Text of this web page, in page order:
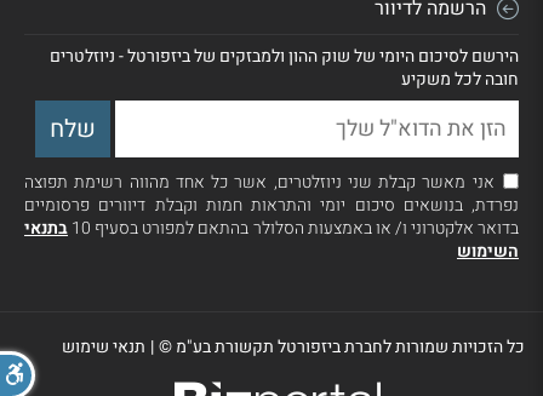
הרשמה לדיוור
הירשם לסיכום היומי של שוק ההון ולמבזקים של ביזפורטל - ניוזלטרים
חובה לכל משקיע
אני מאשר קבלת שני ניוזלטרים, אשר כל אחד מהווה רשימת תפוצה
נפרדת, בנושאים סיכום יומי והתראות חמות וקבלת דיוורים פרסומיים
בדואר אלקטרוני ו/ או באמצעות הסלולר בהתאם למפורט בסעיף 10
בתנאי
השימוש
כל הזכויות שמורות לחברת ביזפורטל תקשורת בע"מ ©| תנאי שימוש